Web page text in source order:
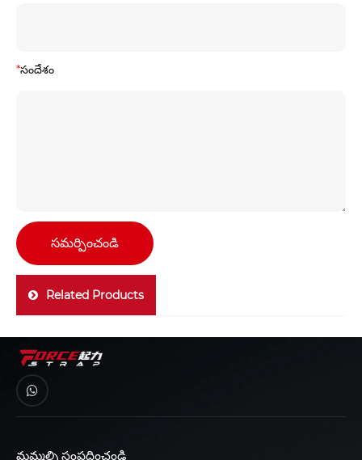
*సందేశం
సమర్పించండి
Related Products
మమ్మల్ని సంప్రదించండి